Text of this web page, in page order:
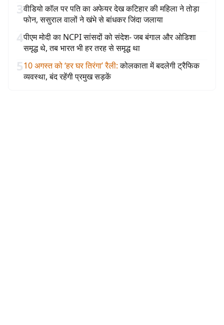
3वीडियो कॉल पर पति का अफेयर देख कटिहार की महिला ने तोड़ा
फोन, ससुराल वालों ने खंभे से बांधकर जिंदा जलाया
4पीएम मोदी का NCPI सांसदों को संदेश- जब बंगाल और ओडिशा
समृद्ध थे, तब भारत भी हर तरह से समृद्ध था
510 अगस्त को ‘हर घर तिरंगा’ रैली: कोलकाता में बदलेगी ट्रैफिक
व्यवस्था, बंद रहेंगी प्रमुख सड़कें